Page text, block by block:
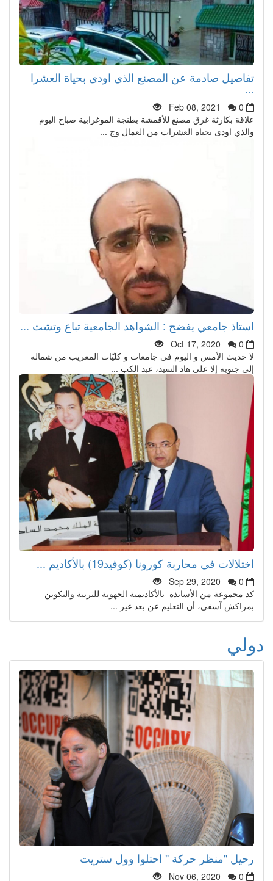
تفاصيل صادمة عن المصنع الذي اودى بحياة العشرا
Feb 08, 2021
0
علاقة بكارثة غرق مصنع للأقمشة بطنجة الموغرابية صباح اليوم
والذي اودى بحياة العشرات من العمال وج ...
استاذ جامعي يفضح : الشواهد الجامعية تباع وتشت ...
Oct 17, 2020
0
لا حديث الأمس و اليوم في جامعات و كليّات المغريب من شماله
إلى جنوبه إلا على هاد السيد، عبد الكب ...
اختلالات في محاربة كورونا (كوفيد19) بالأكاديم ...
Sep 29, 2020
0
كد مجموعة من الأساتذة بالأكاديمية الجهوية للتربية والتكوين
بمراكش آسفي، أن التعليم عن بعد غير ...
دولي
رحيل "منظر حركة " احتلوا وول ستريت
Nov 06, 2020 0